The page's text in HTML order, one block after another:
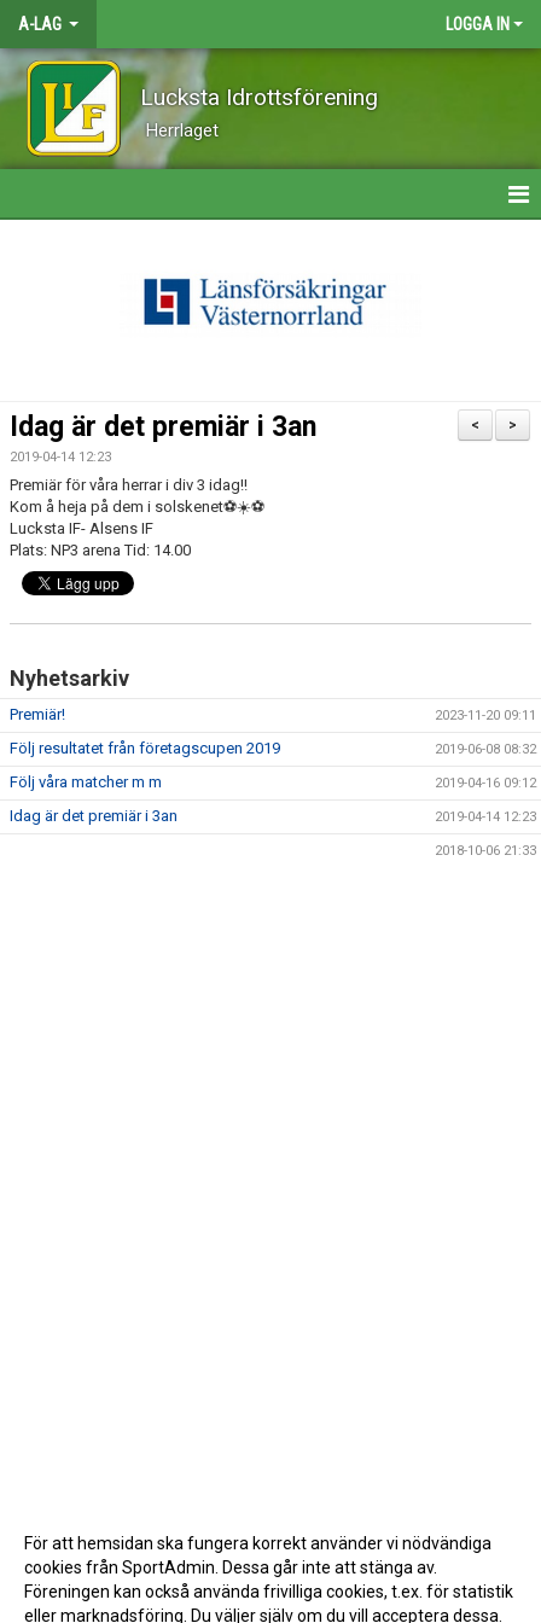
A-LAG LOGGA IN
Lucksta Idrottsförening
Herrlaget
TRUPPEN
BILDGALLERI
DOKUMENT
>
<
Idag är det premiär i 3an
2019-04-14 12:23
Premiär för våra herrar i div 3 idag!!
Kom å heja på dem i solskenet⚽️☀️⚽️
Lucksta IF- Alsens IF
Plats: NP3 arena Tid: 14.00
Nyhetsarkiv
Premiär! 2023-11-20 09:11
Följ resultatet från företagscupen 2019 2019-06-08 08:32
Följ våra matcher m m 2019-04-16 09:12
Idag är det premiär i 3an 2019-04-14 12:23
2018-10-06 21:33
För att hemsidan ska fungera korrekt använder vi nödvändiga
cookies från SportAdmin. Dessa går inte att stänga av.
Föreningen kan också använda frivilliga cookies, t.ex. för statistik
eller marknadsföring. Du väljer själv om du vill acceptera dessa.